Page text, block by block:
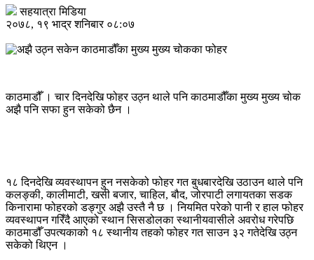
सहयात्रा मिडिया
२०७८, १९ भाद्र शनिबार ०८:०७
काठमाडौँ । चार दिनदेखि फोहर उठ्न थाले पनि काठमाडौँका मुख्य मुख्य चोक
अझै पनि सफा हुन सकेको छैन ।
१८ दिनदेखि व्यवस्थापन हुन नसकेको फोहर गत बुधबारदेखि उठाउन थाले पनि
कलङ्की, कालीमाटी, खसी बजार, चाहिल, बौद, जोरपाटी लगायतका सडक
किनारामा फोहरको डङ्गुर अझै उस्तै नै छ । नियमित परेको पानी र हाल फोहर
व्यवस्थापन गरिँदै आएको स्थान सिसडोलका स्थानीयवासीले अवरोध गरेपछि
काठमाडौँ उपत्यकाको १८ स्थानीय तहको फोहर गत साउन ३२ गतेदेखि उठ्न
सकेको थिएन ।